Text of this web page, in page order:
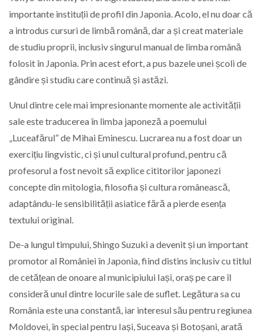
importante instituții de profil din Japonia. Acolo, el nu doar că
a introdus cursuri de limbă română, dar a și creat materiale
de studiu proprii, inclusiv singurul manual de limba română
folosit în Japonia. Prin acest efort, a pus bazele unei școli de
gândire și studiu care continuă și astăzi.
Unul dintre cele mai impresionante momente ale activității
sale este traducerea în limba japoneză a poemului
„Luceafărul” de Mihai Eminescu. Lucrarea nu a fost doar un
exercițiu lingvistic, ci și unul cultural profund, pentru că
profesorul a fost nevoit să explice cititorilor japonezi
concepte din mitologia, filosofia și cultura românească,
adaptându-le sensibilității asiatice fără a pierde esența
textului original.
De-a lungul timpului, Shingo Suzuki a devenit și un important
promotor al României în Japonia, fiind distins inclusiv cu titlul
de cetățean de onoare al municipiului Iași, oraș pe care îl
consideră unul dintre locurile sale de suflet. Legătura sa cu
România este una constantă, iar interesul său pentru regiunea
Moldovei, în special pentru Iași, Suceava și Botoșani, arată